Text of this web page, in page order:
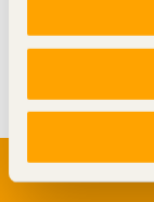
Om trä